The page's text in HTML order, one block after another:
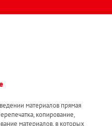
материалов прямая
копирование,
материалов, в которых